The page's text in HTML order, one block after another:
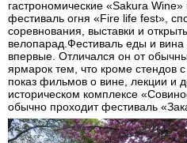
гастрономические «Sakura Wine»
фестиваль огня «Fire life fest»,
соревнования, выставки и
велопарад.Фестиваль еды и
впервые. Отличался он от
ярмарок тем, что кроме стендов
показ фильмов о вине, лекции и
историческом комплексе
обычно проходит фестиваль